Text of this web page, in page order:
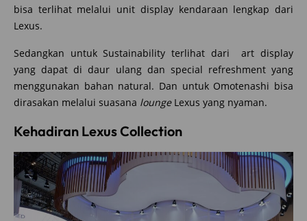
bisa terlihat melalui unit display kendaraan lengkap dari
Lexus.
Sedangkan untuk Sustainability terlihat dari art display
yang dapat di daur ulang dan special refreshment yang
menggunakan bahan natural. Dan untuk Omotenashi bisa
dirasakan melalui suasana loungeLexus yang nyaman.
Kehadiran Lexus Collection